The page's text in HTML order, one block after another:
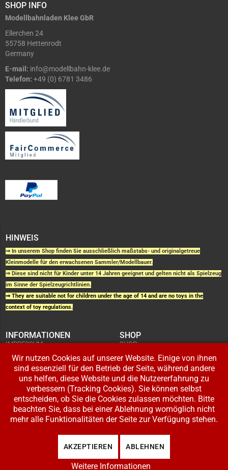
SHOP INFO
Modellbahnladen Klee GbR
Ellerchen 24
55758 Hettenrodt
Germany
E-mail: info@modellbahn-klee.de
Telefon: +49 (0) 6781 3486
HINWEIS
⇒ In unserem Shop finden Sie ausschließlich maßstabs- und originalgetreue
Kleinmodelle für den erwachsenen Sammler/Modellbauer.
⇒ Diese sind nicht für Kinder unter 14 Jahren geeignet und gelten nicht als Spielzeug
im Sinne der Spielzeugrichtlinien.
⇒ They are suitable not for children under the age of 14 and are no toys in the
context of toy regulations.
INFORMATIONEN
IMPRESSUM
KUNDENINFORMATIONEN
WIDERRUFSRECHT
DATENSCHUTZERKLÄRUNG
ZAHLUNG UND VERSAND
SHOP
SHOP
BESTELLUNGEN
ADRESSE BEARBEITEN
IHR KONTO
LOGIN
REGISTRIEREN
Copyright © 2026 Modellbahnladen Klee GbR. Alle Rechte vorbehalten. Design:
Wir nutzen Cookies auf unserer Website. Einige von ihnen
sind essenziell für den Betrieb der Seite, während andere
uns helfen, diese Website und die Nutzererfahrung zu
verbessern (Tracking Cookies). Sie können selbst
entscheiden, ob Sie die Cookies zulassen möchten. Bitte
beachten Sie, dass bei einer Ablehnung womöglich nicht
mehr alle Funktionalitäten der Seite zur Verfügung stehen.
AKZEPTIEREN ABLEHNEN
Weitere Informationen